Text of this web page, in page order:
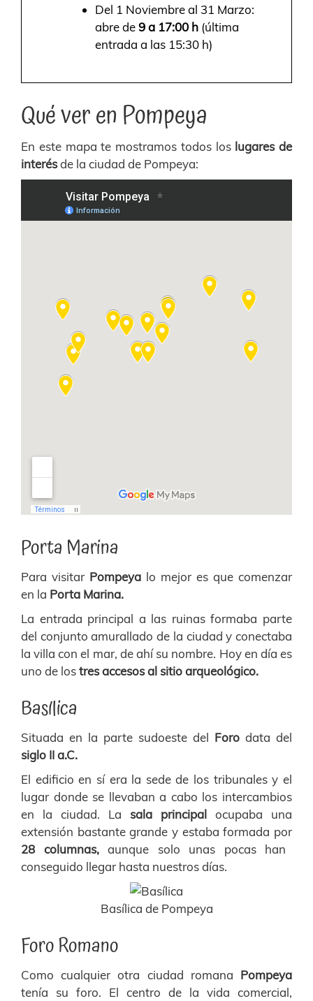
Del 1 Noviembre al 31 Marzo:
abre de9 a 17:00 h (última
entrada a las 15:30 h)
Qué ver en Pompeya
En este mapa te mostramos todos los lugares de
interésde la ciudad de Pompeya:
Porta Marina
Para visitar Pompeya lo mejor es que comenzar
en la Porta Marina.
La entrada principal a las ruinas formaba parte
del conjunto amurallado de la ciudad y conectaba
la villa con el mar, de ahí su nombre. Hoy en día es
uno de lostres accesos al sitio arqueológico.
Basílica
Situada en la parte sudoeste del Foro data del
siglo II a.C.
El edificio en sí era la sede de los tribunales y el
lugar donde se llevaban a cabo los intercambios
en la ciudad. La sala principal ocupaba una
extensión bastante grande y estaba formada por
28 columnas,aunque solo unas pocas han
conseguido llegar hasta nuestros días.
Basílica de Pompeya
Foro Romano
Como cualquier otra ciudad romana Pompeya
tenía su foro. El centro de la vida comercial,